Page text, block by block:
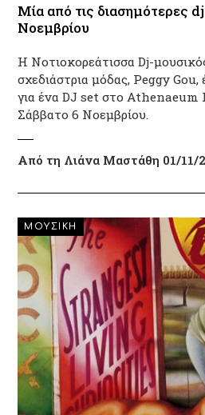
Μία από τις διασημότερες
Νοεμβρίου
Η Νοτιοκορεάτισσα Dj-
σχεδιάστρια μόδας, Peggy
για ένα DJ set στο
Σάββατο 6 Νοεμβρίου.
Από τη Λιάνα Μαστάθη 01/11/
ΜΟΥΣΙΚΗ